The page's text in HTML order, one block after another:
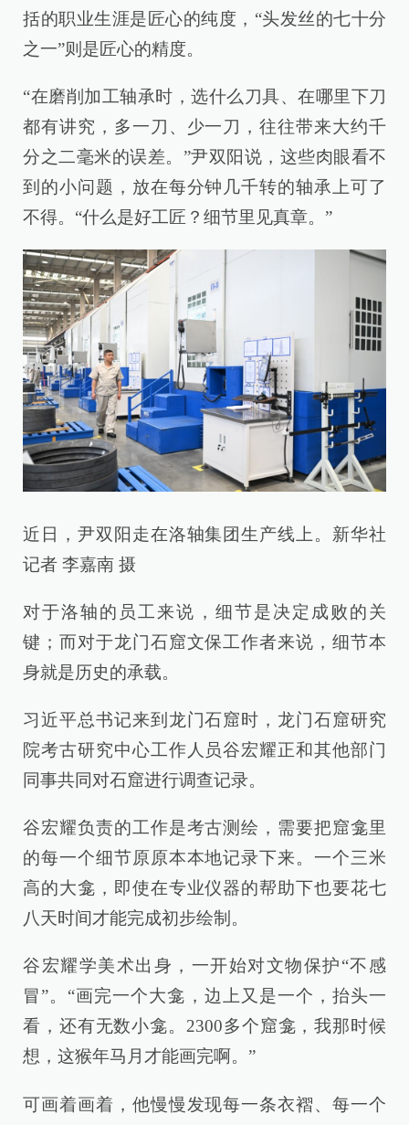
括的职业生涯是匠心的纯度，“头发丝的七十分
之一”则是匠心的精度。
“在磨削加工轴承时，选什么刀具、在哪里下刀
都有讲究，多一刀、少一刀，往往带来大约千
分之二毫米的误差。”尹双阳说，这些肉眼看不
到的小问题，放在每分钟几千转的轴承上可了
不得。“什么是好工匠？细节里见真章。”
近日，尹双阳走在洛轴集团生产线上。新华社
记者 李嘉南 摄
对于洛轴的员工来说，细节是决定成败的关
键；而对于龙门石窟文保工作者来说，细节本
身就是历史的承载。
习近平总书记来到龙门石窟时，龙门石窟研究
院考古研究中心工作人员谷宏耀正和其他部门
同事共同对石窟进行调查记录。
谷宏耀负责的工作是考古测绘，需要把窟龛里
的每一个细节原原本本地记录下来。一个三米
高的大龛，即使在专业仪器的帮助下也要花七
八天时间才能完成初步绘制。
谷宏耀学美术出身，一开始对文物保护“不感
冒”。“画完一个大龛，边上又是一个，抬头一
看，还有无数小龛。2300多个窟龛，我那时候
想，这猴年马月才能画完啊。”
可画着画着，他慢慢发现每一条衣褶、每一个